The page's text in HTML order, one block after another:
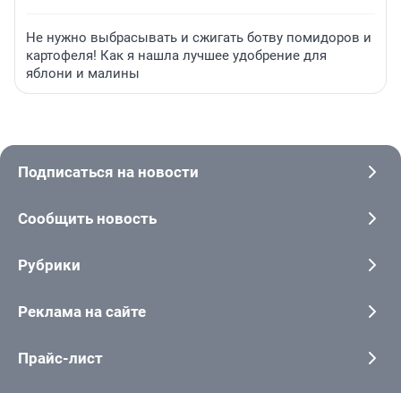
Не нужно выбрасывать и сжигать ботву помидоров и
картофеля! Как я нашла лучшее удобрение для
яблони и малины
Подписаться на новости
Сообщить новость
Рубрики
Реклама на сайте
Прайс-лист